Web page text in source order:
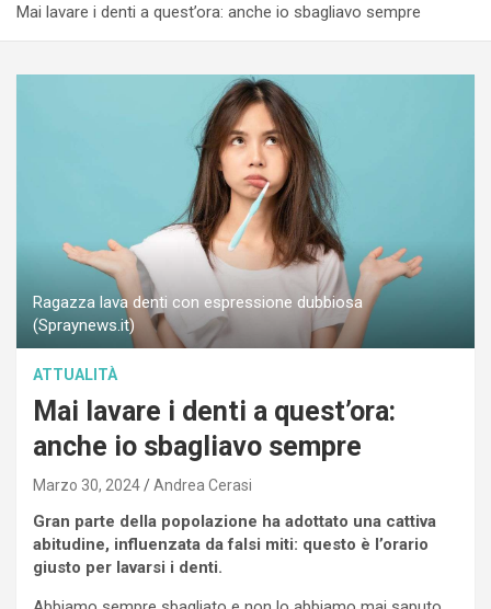
Mai lavare i denti a quest’ora: anche io sbagliavo sempre
Ragazza lava denti con espressione dubbiosa
(Spraynews.it)
ATTUALITÀ
Mai lavare i denti a quest’ora:
anche io sbagliavo sempre
Marzo 30, 2024 Andrea Cerasi
Gran parte della popolazione ha adottato una cattiva
abitudine, influenzata da falsi miti: questo è l’orario
giusto per lavarsi i denti.